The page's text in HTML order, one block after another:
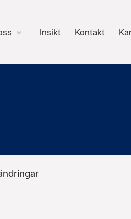
Insikt Kontakt